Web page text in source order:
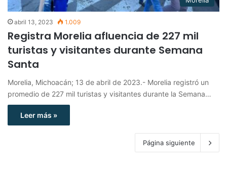
abril 13, 2023 1.009
Registra Morelia afluencia de 227 mil
turistas y visitantes durante Semana
Santa
Morelia, Michoacán; 13 de abril de 2023.- Morelia registró un
promedio de 227 mil turistas y visitantes durante la Semana…
Leer más »
Página siguiente